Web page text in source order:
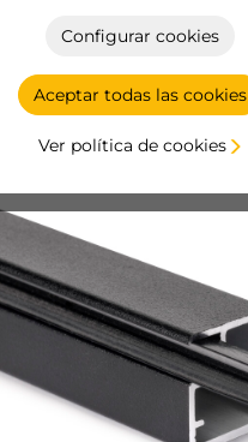
Configurar cookies
Aceptar todas las cookies
Ver política de cookies
producto